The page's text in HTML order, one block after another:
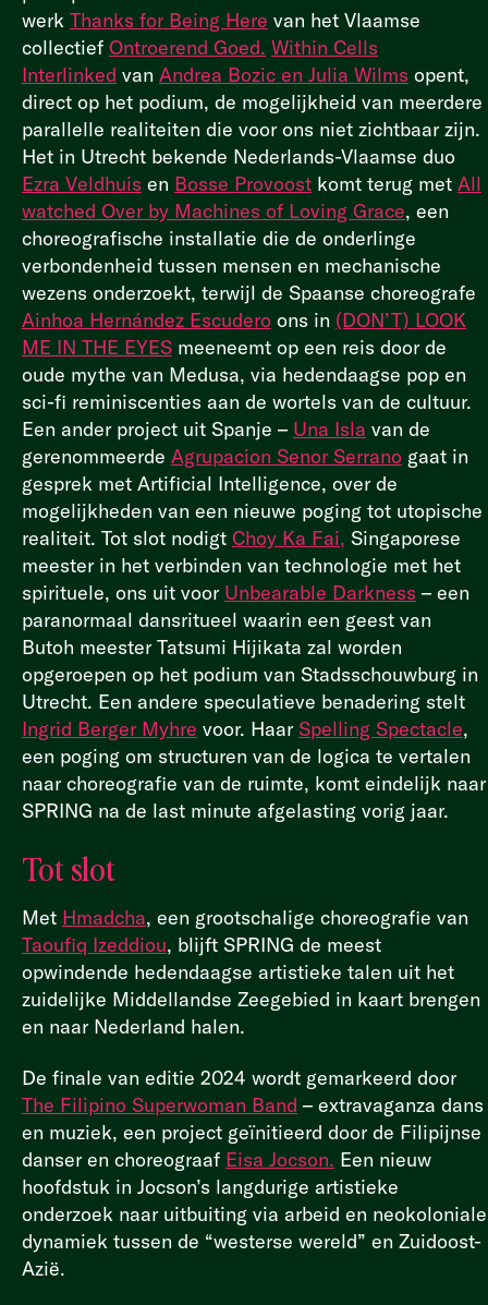
werk Thanks for Being Here van het Vlaamse
collectief Ontroerend Goed. Within Cells
Interlinked van Andrea Bozic en Julia Wilms opent,
direct op het podium, de mogelijkheid van meerdere
parallelle realiteiten die voor ons niet zichtbaar zijn.
Het in Utrecht bekende Nederlands-Vlaamse duo
Ezra Veldhuis en Bosse Provoost komt terug met All
watched Over by Machines of Loving Grace, een
choreografische installatie die de onderlinge
verbondenheid tussen mensen en mechanische
wezens onderzoekt, terwijl de Spaanse choreografe
Ainhoa Hernández Escudero ons in (DON’T) LOOK
ME IN THE EYES meeneemt op een reis door de
oude mythe van Medusa, via hedendaagse pop en
sci-fi reminiscenties aan de wortels van de cultuur.
Een ander project uit Spanje – Una Isla van de
gerenommeerde Agrupacion Senor Serrano gaat in
gesprek met Artificial Intelligence, over de
mogelijkheden van een nieuwe poging tot utopische
realiteit. Tot slot nodigt Choy Ka Fai, Singaporese
meester in het verbinden van technologie met het
spirituele, ons uit voor Unbearable Darkness – een
paranormaal dansritueel waarin een geest van
Butoh meester Tatsumi Hijikata zal worden
opgeroepen op het podium van Stadsschouwburg in
Utrecht. Een andere speculatieve benadering stelt
Ingrid Berger Myhre voor. Haar Spelling Spectacle,
een poging om structuren van de logica te vertalen
naar choreografie van de ruimte, komt eindelijk naar
SPRING na de last minute afgelasting vorig jaar.
Tot slot
Met Hmadcha, een grootschalige choreografie van
Taoufiq Izeddiou, blijft SPRING de meest
opwindende hedendaagse artistieke talen uit het
zuidelijke Middellandse Zeegebied in kaart brengen
en naar Nederland halen.
De finale van editie 2024 wordt gemarkeerd door
The Filipino Superwoman Band – extravaganza dans
en muziek, een project geïnitieerd door de Filipijnse
danser en choreograaf Eisa Jocson. Een nieuw
hoofdstuk in Jocson’s langdurige artistieke
onderzoek naar uitbuiting via arbeid en neokoloniale
dynamiek tussen de “westerse wereld” en Zuidoost-
Azië.